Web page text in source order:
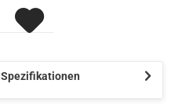
Spezifikationen